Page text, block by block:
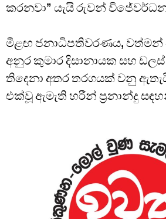
කරනවා” යැයි රුවන් විජේවර්ධන
මීළඟ ජනාධිපතිවරණය, වත්මන්
අනුර කුමාර දිසානායක සහ
තිදෙනා අතර තරගයක් වනු
එක්වූ ඇමැති හරීන් ප්‍රනාන්දු